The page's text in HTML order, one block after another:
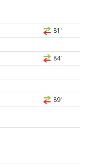
81'
84'
89'